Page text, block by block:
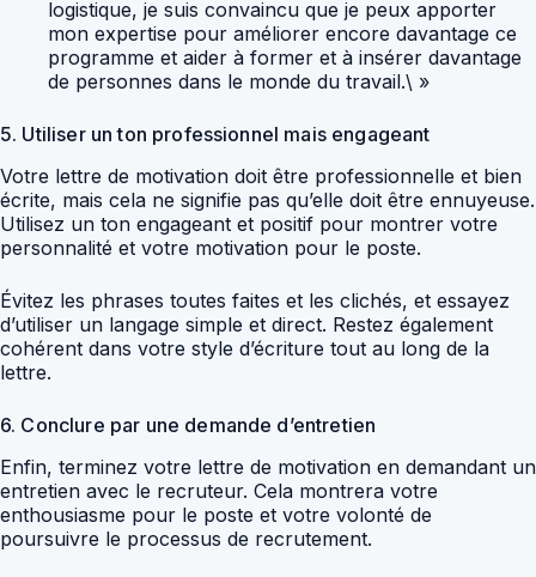
logistique, je suis convaincu que je peux apporter
mon expertise pour améliorer encore davantage ce
programme et aider à former et à insérer davantage
de personnes dans le monde du travail.\ »
5. Utiliser un ton professionnel mais engageant
Votre lettre de motivation doit être professionnelle et bien
écrite, mais cela ne signifie pas qu’elle doit être ennuyeuse.
Utilisez un ton engageant et positif pour montrer votre
personnalité et votre motivation pour le poste.
Évitez les phrases toutes faites et les clichés, et essayez
d’utiliser un langage simple et direct. Restez également
cohérent dans votre style d’écriture tout au long de la
lettre.
6. Conclure par une demande d’entretien
Enfin, terminez votre lettre de motivation en demandant un
entretien avec le recruteur. Cela montrera votre
enthousiasme pour le poste et votre volonté de
poursuivre le processus de recrutement.